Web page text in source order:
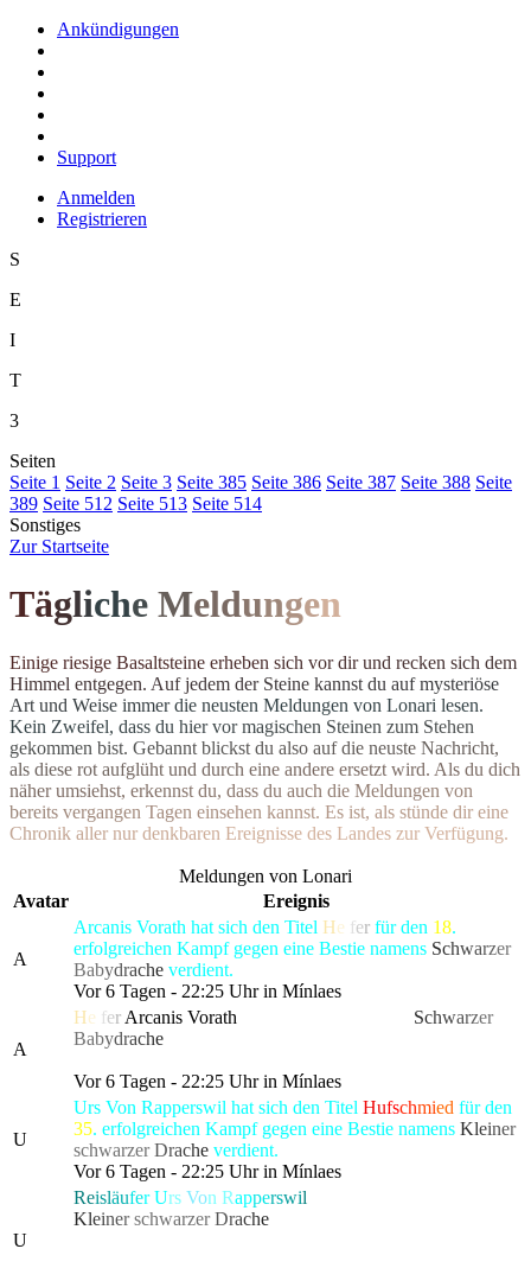
Ankündigungen
Support
Anmelden
Registrieren
S
E
I
T
3
Seiten
Seite 1 Seite 2 Seite 3 Seite 385 Seite 386 Seite 387 Seite 388 Seite
389 Seite 512 Seite 513 Seite 514
Sonstiges
Zur Startseite
Tägliche Meldungen
Einige riesige Basaltsteine erheben sich vor dir und recken sich dem
Himmel entgegen. Auf jedem der Steine kannst du auf mysteriöse
Art und Weise immer die neusten Meldungen von Lonari lesen.
Kein Zweifel, dass du hier vor magischen Steinen zum Stehen
gekommen bist. Gebannt blickst du also auf die neuste Nachricht,
als diese rot aufglüht und durch eine andere ersetzt wird. Als du dich
näher umsiehst, erkennst du, dass du auch die Meldungen von
bereits vergangen Tagen einsehen kannst. Es ist, als stünde dir eine
Chronik aller nur denkbaren Ereignisse des Landes zur Verfügung.
Meldungen von Lonari
Avatar
Ereignis
A
Arcanis Vorath hat sich den Titel He fer für den 18.
erfolgreichen Kampf gegen eine Bestie namens Schwarzer
Babydrache verdient.
Vor 6 Tagen - 22:25 Uhr in Mínlaes
A
He fer Arcanis Vorath Schwarzer
Babydrache
Vor 6 Tagen - 22:25 Uhr in Mínlaes
U
Urs Von Rapperswil hat sich den Titel Hufschmied für den
35. erfolgreichen Kampf gegen eine Bestie namens Kleiner
schwarzer Drache verdient.
Vor 6 Tagen - 22:25 Uhr in Mínlaes
U
ReisläuferUrs Von Rapperswil
Kleinerschwarzer Drache